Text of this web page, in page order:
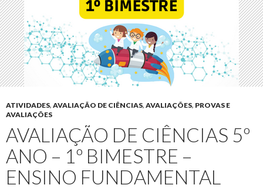
ATIVIDADES, AVALIAÇÃO DE CIÊNCIAS, AVALIAÇÕES, PROVAS E
AVALIAÇÕES
AVALIAÇÃO DE CIÊNCIAS 5º
ANO – 1º BIMESTRE –
ENSINO FUNDAMENTAL